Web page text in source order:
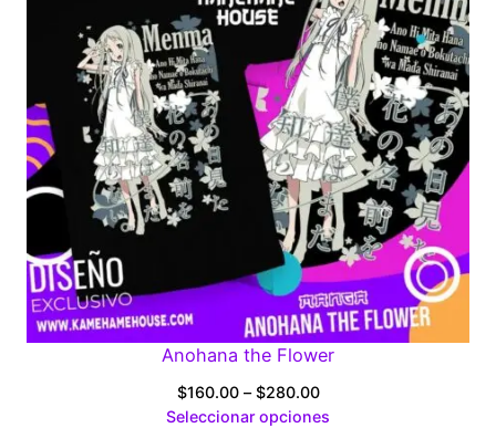
Anohana the Flower
$160.00 – $280.00Price
range:
Seleccionar opciones